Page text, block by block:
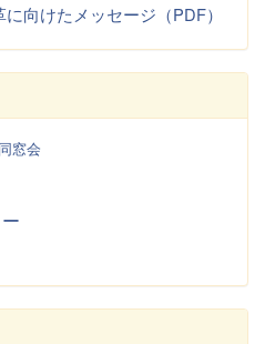
向けたメッセージ（PDF）
窓会